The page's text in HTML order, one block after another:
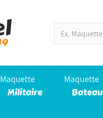
Maquette
Militaire
Maquette
Bateau